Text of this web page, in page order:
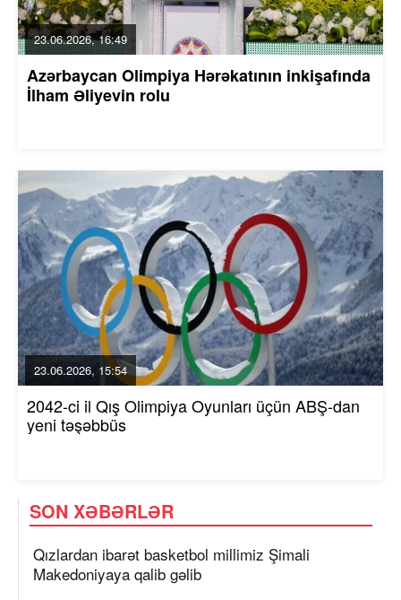
23.06.2026, 16:49
Azərbaycan Olimpiya Hərəkatının inkişafında
İlham Əliyevin rolu
23.06.2026, 15:54
2042-ci il Qış Olimpiya Oyunları üçün ABŞ-dan
yeni təşəbbüs
SON XƏBƏRLƏR
Qızlardan ibarət basketbol millimiz Şimali
Makedoniyaya qalib gəlib